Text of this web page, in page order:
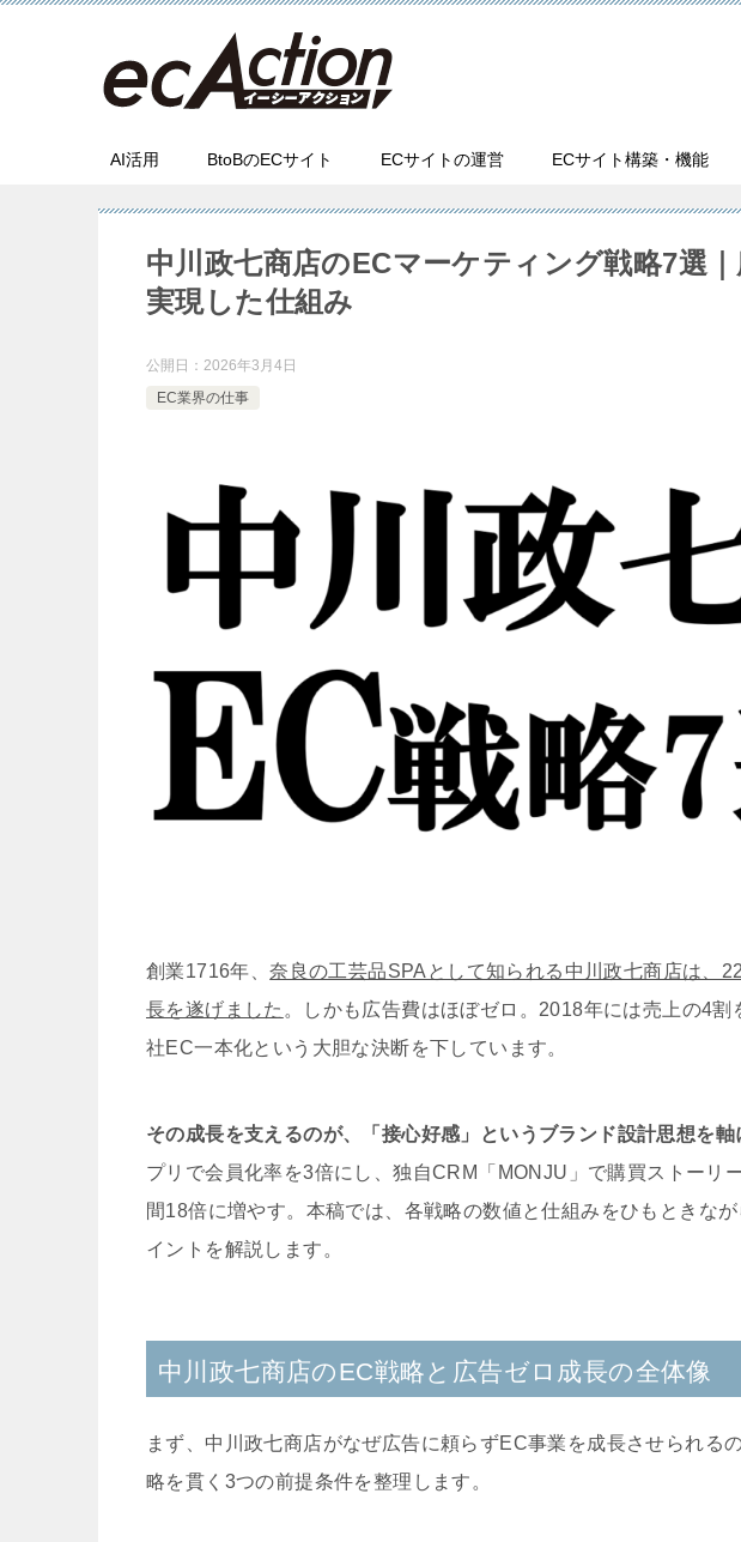
AI活用 BtoBのECサイト ECサイトの運営 ECサイト構築・機能
中川政七商店のECマーケティング戦略7選
実現した仕組み
公開日： 2026年3月4日
EC業界の仕事
創業1716年、奈良の工芸品SPAとして知られる中川政七商店は、
長を遂げました 。しかも広告費はほぼゼロ。2018年には売上の4
社EC一本化という大胆な決断を下しています。
その成長を支えるのが、「接心好感」というブランド設計思想を軸
プリで会員化率を3倍にし、独自CRM「MONJU」で購買ストーリ
間18倍に増やす。本稿では、各戦略の数値と仕組みをひもときな
イントを解説します。
中川政七商店のEC戦略と広告ゼロ成長の全体像
まず、中川政七商店がなぜ広告に頼らずEC事業を成長させられる
略を貫く3つの前提条件を整理します。